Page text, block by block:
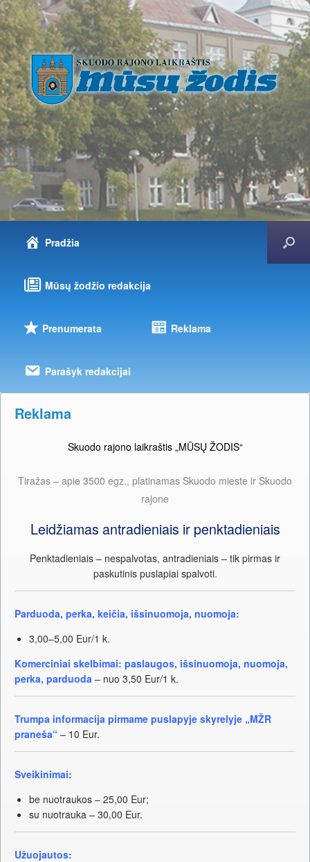
Pradžia
Mūsų žodžio redakcija
Prenumerata Reklama
Parašyk redakcijai
Reklama
Skuodo rajono laikraštis „MŪSŲ ŽODIS“
Tiražas – apie 3500 egz., platinamas Skuodo mieste ir Skuodo
rajone
Leidžiamas antradieniais ir penktadieniais
Penktadieniais – nespalvotas, antradieniais – tik pirmas ir
paskutinis puslapiai spalvoti.
Parduoda, perka, keičia, išsinuomoja, nuomoja:
3,00–5,00 Eur/1 k.
Komerciniai skelbimai: paslaugos, išsinuomoja, nuomoja,
perka, parduoda – nuo 3,50 Eur/1 k.
Trumpa informacija pirmame puslapyje skyrelyje „MŽR
praneša“ – 10 Eur.
Sveikinimai:
be nuotraukos – 25,00 Eur;
su nuotrauka – 30,00 Eur.
Užuojautos: